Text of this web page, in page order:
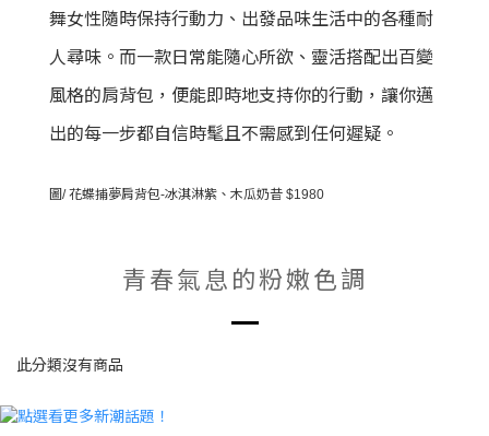
舞女性隨時保持行動力、出發品味生活中的各種耐
人尋味。而一款日常能隨心所欲、靈活搭配出百變
風格的肩背包，便能即時地支持你的行動，讓你邁
出的每一步都自信時髦且不需感到任何遲疑。
圖/ 花蝶捕夢肩背包-冰淇淋紫、木瓜奶昔 $1980
青春氣息的粉嫩色調
此分類沒有商品